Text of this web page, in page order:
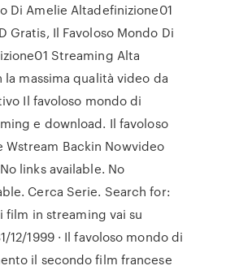
Di Amelie Altadefinizione01
Gratis, Il Favoloso Mondo Di
Streaming Alta
massima qualità video da
Il favoloso mondo di
e download. Il favoloso
Wstream Backin Nowvideo
links available. No
Cerca Serie. Search for:
film in streaming vai su
12/1999 · Il favoloso mondo di
il secondo film francese